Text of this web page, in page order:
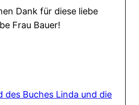
Dank für diese liebe
Frau Bauer!